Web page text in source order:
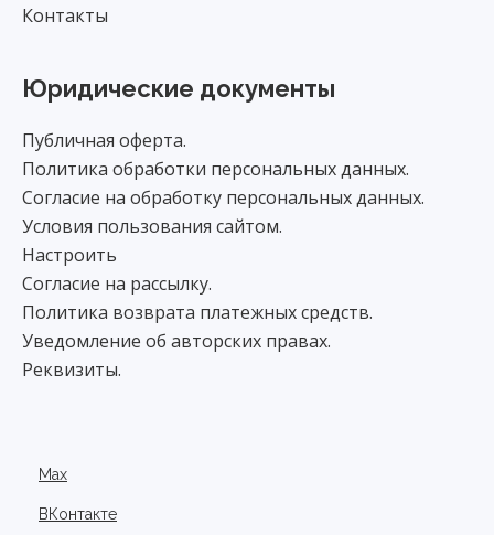
Контакты
Юридические документы
Публичная оферта.
Политика обработки персональных данных.
Согласие на обработку персональных данных.
Условия пользования сайтом.
Настроить
Согласие на рассылку.
Политика возврата платежных средств.
Уведомление об авторских правах.
Реквизиты.
Max
ВКонтакте